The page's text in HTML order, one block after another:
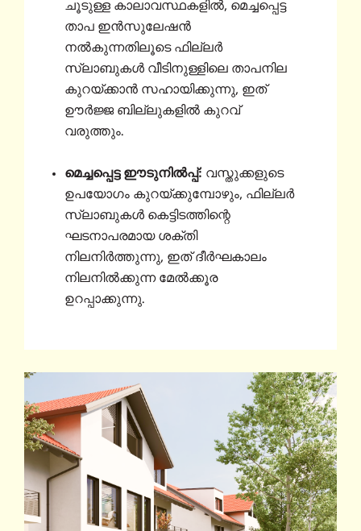
ചൂടുള്ള കാലാവസ്ഥകളിൽ, മെച്ചപ്പെട്ട
താപ ഇൻസുലേഷൻ
നൽകുന്നതിലൂടെ ഫില്ലർ
സ്ലാബുകൾ വീടിനുള്ളിലെ താപനില
കുറയ്ക്കാൻ സഹായിക്കുന്നു, ഇത്
ഊർജ്ജ ബില്ലുകളിൽ കുറവ്
വരുത്തും.
മെച്ചപ്പെട്ട ഈടുനിൽപ്പ്: വസ്തുക്കളുടെ
ഉപയോഗം കുറയ്ക്കുമ്പോഴും, ഫില്ലർ
സ്ലാബുകൾ കെട്ടിടത്തിന്റെ
ഘടനാപരമായ ശക്തി
നിലനിർത്തുന്നു, ഇത് ദീർഘകാലം
നിലനിൽക്കുന്ന മേൽക്കൂര
ഉറപ്പാക്കുന്നു.